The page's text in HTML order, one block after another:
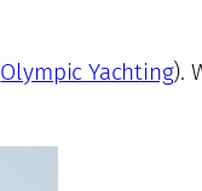
Olympic Yachting).